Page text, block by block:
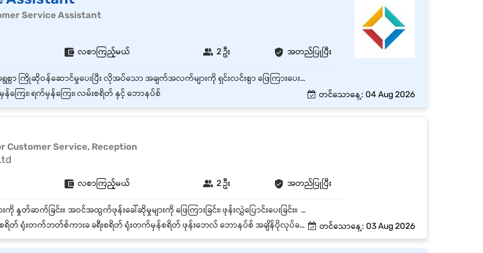
Service Assistant
လစာကြည့်မယ် 2 ဦး အတည်ပြုပြီး
Customer များအား ပျော်ရွှင်ဖော်ရွေစွာ ကြိုဆိုဝန်ဆောင်မှုပေးပြီး လိုအပ်သော အချက်အလက်များကို ရှင်းလင်းစွာ ဖြေကြားပေးရပါမည်။ Customer များ၏ မေးမြန်းမှုများနှင့် တောင်းဆိုချက်များကို ဖြေရှင်းရပါမည်။ ကောင်းမွန်သော Customer Service အတွေ့အကြုံကို ပေးစွမ်းနိုင်ရပါမည်။
န်ကြေး၊ ရက်မှန်ကြေး၊ လမ်းစရိတ် နှင့် ဘောနပ်စ် တင်သောနေ့: 04 Aug 2026
Service, Reception
လစာကြည့်မယ် 2 ဦး အတည်ပြုပြီး
ရုံးသို့ လာရောက်သည့် ဧည့်သည်များကို နှုတ်ဆက်ခြင်း၊၊ အဝင်အထွက်ဖုန်းခေါ်ဆိုမှုများကို ဖြေကြားခြင်း၊ ဖုန်းလွှဲပြောင်းပေးခြင်း။ လိုအပ်သော စာရေးကိရိယာနှင့် ပစ္စည်းအားလုံး (ဥပမာ၊ ဖောင်တိန်၊ ဖောင်များနှင့် စာရွက်စာတမ်း) တို့ဖြင့် ဧည့်ခံဧရိယာကို သန့်ရှင်းသပ်ရပ်စွာ ထားရှိခြင်း၊၊ ပြက္ခဒိန်များနှင့် အစည်းအဝေးများ အချိန်ဇယားများကို အပ်ဒိတ်လုပ်ခြင်း၊၊ ဝန်ထမ်းများခရီးသွားခြင်း၊ တည်းခိုခြင်းနှင့်ပတ်သက်သည့်လိုအပ်သော အချက်အလက်များကို စုဆောင်းခြင်း၊ စီစဉ်ပေးခြင်း။ စာရွက်စာတမ်းပြင်ဆင်ခြင်း၊ မိတ္တူကူးခြင်း၊ စာရေးခြင်း နှင့် ဖက်စ်ထုတ်ခြင်းစသည့် အခြားသော စာအဝင်အထွက် တာဝန်များကို ထမ်းဆောင်ခြင်း၊၊
တက်ဘတ်စ်ကားခ ခရီးစရိတ် ရုံးတက်မှန်စရိတ် ဖုန်းဘေလ် ဘောနပ်စ် အချိန်ပိုလုပ်ခ ခွင့်မယူသည့်ရက်ပြန်အမ်းငွေ အတိုးမဲ့ချေးငွေ တင်သောနေ့: 03 Aug 2026